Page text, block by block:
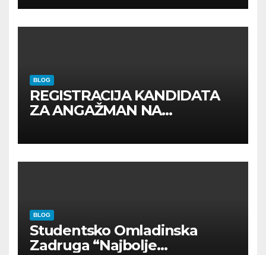
BLOG
REGISTRACIJA KANDIDATA
ZA ANGAŽMAN NA
BLOG
Studentsko Omladinska
Zadruga “Najbolje